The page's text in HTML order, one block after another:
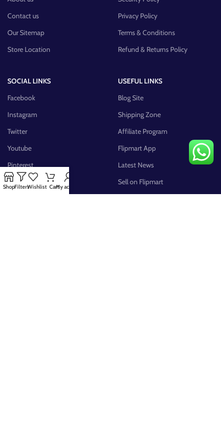
Contact us
Our Sitemap
Store Location
Privacy Policy
Terms & Conditions
Refund & Returns Policy
SOCIAL LINKS
Facebook
Instagram
Twitter
Youtube
Pinterest
FB Group
USEFUL LINKS
Blog Site
Shipping Zone
Affiliate Program
Flipmart App
Latest News
Sell on Flipmart
ShopFiltersWishlist CartMy account